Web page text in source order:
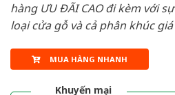
hàng ƯU ĐÃI CAO đi kèm với
loại cửa gỗ và cả phân khúc
MUA HÀNG NHANH
Khuyến mại